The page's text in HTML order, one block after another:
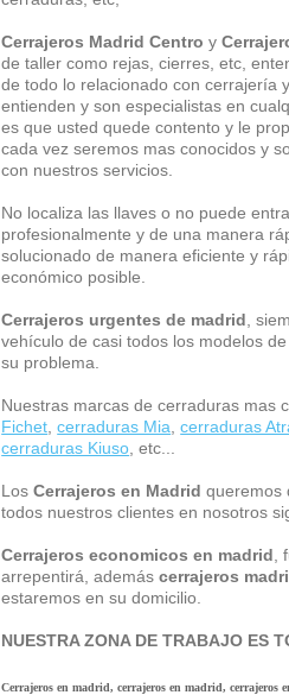
Cerrajeros Madrid Centro y
de taller como rejas, cierres, etc,
de todo lo relacionado con cerrajería
entienden y son especialistas en
es que usted quede contento y le
cada vez seremos mas conocidos y
con nuestros servicios.
No localiza las llaves o no puede
profesionalmente y de una manera
solucionado de manera eficiente y
económico posible.
Cerrajeros urgentes de madrid
,
vehículo de casi todos los modelos
su problema.
Nuestras marcas de cerraduras mas
Fichet ,cerraduras Mia ,cerraduras
cerraduras Kiuso , etc...
LosCerrajeros en Madrid queremos
todos nuestros clientes en nosotros
Cerrajeros economicos en madrid
arrepentirá, ademáscerrajeros
estaremos en su domicilio.
NUESTRA ZONA DE TRABAJO ES
Cerrajeros en madrid, cerrajeros en madrid, cerrajeros